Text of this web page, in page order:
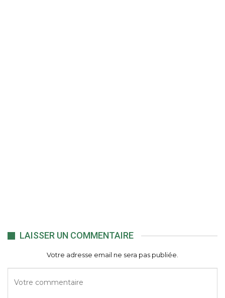
LAISSER UN COMMENTAIRE
Votre adresse email ne sera pas publiée.